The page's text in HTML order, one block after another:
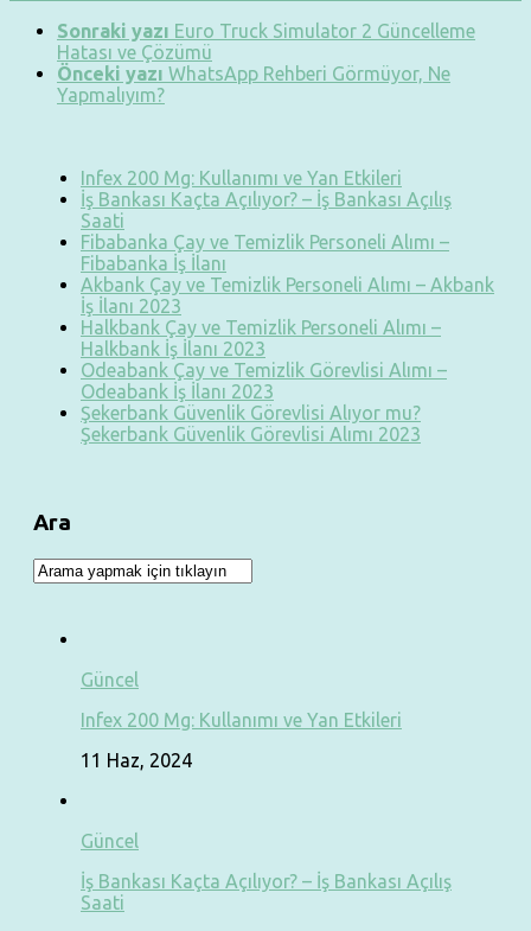
Sonraki yazı Euro Truck Simulator 2 Güncelleme
Hatası ve Çözümü
Önceki yazı WhatsApp Rehberi Görmüyor, Ne
Yapmalıyım?
Infex 200 Mg: Kullanımı ve Yan Etkileri
İş Bankası Kaçta Açılıyor? – İş Bankası Açılış
Saati
Fibabanka Çay ve Temizlik Personeli Alımı –
Fibabanka İş İlanı
Akbank Çay ve Temizlik Personeli Alımı – Akbank
İş İlanı 2023
Halkbank Çay ve Temizlik Personeli Alımı –
Halkbank İş İlanı 2023
Odeabank Çay ve Temizlik Görevlisi Alımı –
Odeabank İş İlanı 2023
Şekerbank Güvenlik Görevlisi Alıyor mu?
Şekerbank Güvenlik Görevlisi Alımı 2023
Ara
Güncel
Infex 200 Mg: Kullanımı ve Yan Etkileri
11 Haz, 2024
Güncel
İş Bankası Kaçta Açılıyor? – İş Bankası Açılış
Saati